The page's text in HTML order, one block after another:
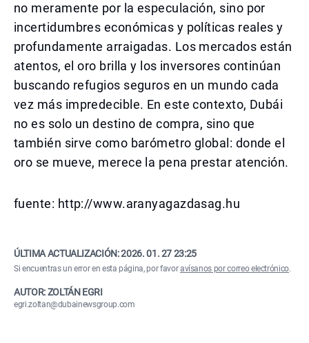
no meramente por la especulación, sino por
incertidumbres económicas y políticas reales y
profundamente arraigadas. Los mercados están
atentos, el oro brilla y los inversores continúan
buscando refugios seguros en un mundo cada
vez más impredecible. En este contexto, Dubái
no es solo un destino de compra, sino que
también sirve como barómetro global: donde el
oro se mueve, merece la pena prestar atención.
fuente: http://www.aranyagazdasag.hu
ÚLTIMA ACTUALIZACIÓN:2026. 01. 27 23:25
Si encuentras un error en esta página, por favoravísanos por correo electrónico.
AUTOR: ZOLTÁN EGRI
egri.zoltan@dubainewsgroup.com